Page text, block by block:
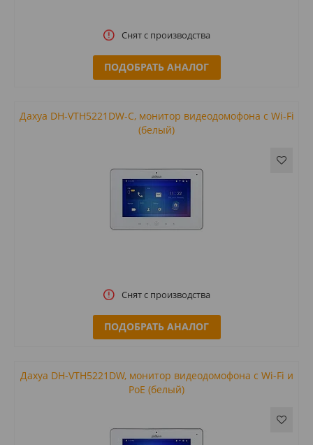
Снят с производства
ПОДОБРАТЬ АНАЛОГ
Дахуа DH-VTH5221DW-C, монитор видеодомофона с Wi-Fi
(белый)
Снят с производства
ПОДОБРАТЬ АНАЛОГ
Дахуа DH-VTH5221DW, монитор видеодомофона с Wi-Fi и
PoE (белый)